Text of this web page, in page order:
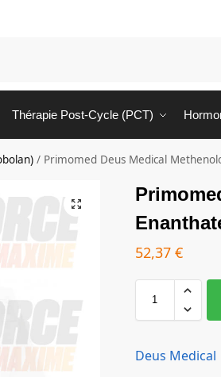
Thérapie Post-Cycle (PCT)
/ Primomed Deus Medical
52,37 €
Deus Medical